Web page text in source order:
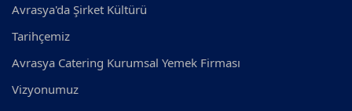
Avrasya'da Şirket Kültürü
Tarihçemiz
Avrasya Catering Kurumsal Yemek Firması
Vizyonumuz